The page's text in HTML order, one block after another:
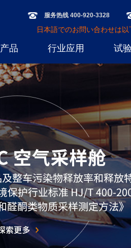
服务热线 400-920-3328
日本語でのお問い合わせは
产品 行业应用 试